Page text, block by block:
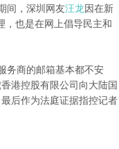
间，深圳网友汪龙因在新
，也是在网上倡导民主和
务商的邮箱基本都不安
港控股有限公司向大陆国
后作为法庭证据指控记者